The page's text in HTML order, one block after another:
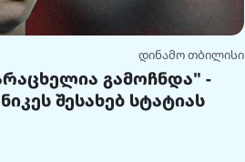
დინამო თბილისი
გამოჩნდა" -
შესახებ სტატიას